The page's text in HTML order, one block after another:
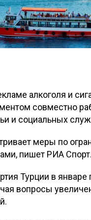
алкоголя и
совместно
и социальных
меры по
пишет РИА
Турции в январе
вопросы